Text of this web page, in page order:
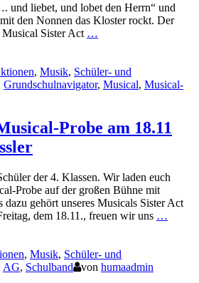
und liebet, und lobet den Herrn“ und
den Nonnen das Kloster rockt. Der
Sister Act …
, Musik, Schüler- und
Grundschulnavigator, Musical, Musical-
Probe am 18.11
der 4. Klassen. Wir laden euch
Probe auf der großen Bühne mit
gehört unseres Musicals Sister Act
dem 18.11., freuen wir uns …
, Musik, Schüler- und
AG, Schulband von humaadmin